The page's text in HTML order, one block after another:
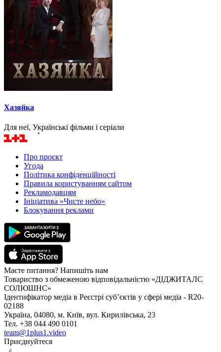
Хазяйка
Для неї, Українські фільми і серіали
Про проєкт
Угода
Політика конфіденційності
Правила користуванням сайтом
Рекламодавцям
Ініціатива «Чисте небо»
Блокування реклами
Маєте питання? Напишіть нам
Товариство з обмеженою відповідальністю «ДІДЖИТАЛС
СОЛЮШНС»
Ідентифікатор медіа в Реєстрі суб’єктів у сфері медіа - R20-
02188
Україна, 04080, м. Київ, вул. Кирилівська, 23
Тел. +38 044 490 0101
team@1plus1.video
Приєднуйтеся